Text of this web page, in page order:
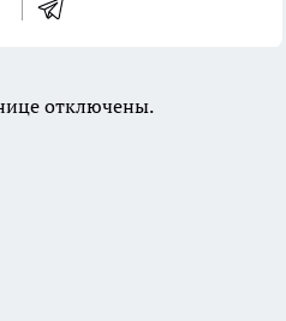
отключены.